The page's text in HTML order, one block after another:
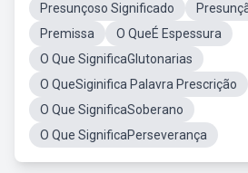
Presunçoso Significado
Premissa
O QueÉ Espessura
O Que SignificaGlutonarias
O QueSiginifica Palavra Prescrição
O Que SignificaSoberano
O Que SignificaPerseverança